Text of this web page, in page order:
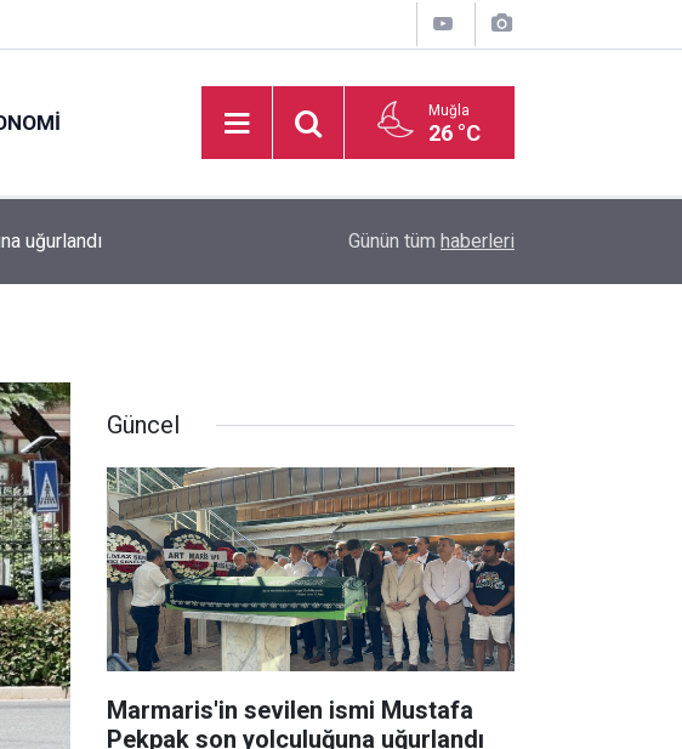
Muğla
26 °C
meselesinden
Basketbol Süper Ligi’nde yeni sezonun fikstür
Günün tüm haberleri
Güncel
Marmaris'in sevilen ismi Mustafa
Pekpak son yolculuğuna uğurlandı